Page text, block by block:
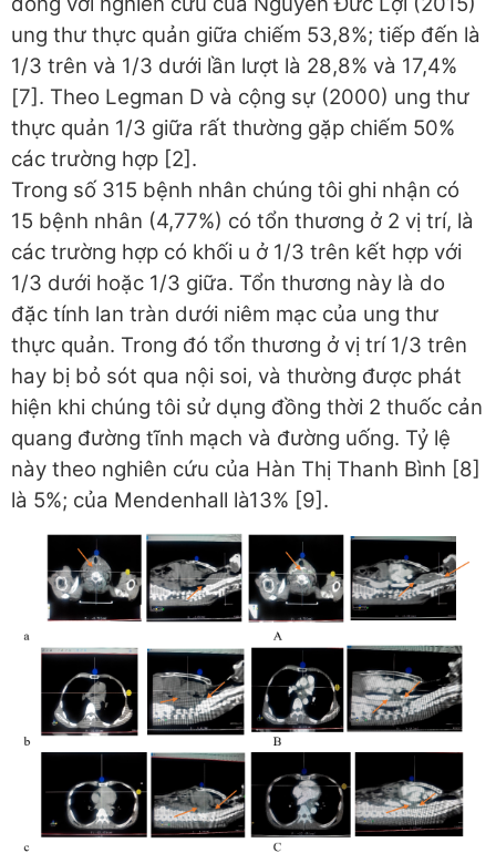
ung thư thực quản giữa chiếm 53,8%; tiếp đến là
1/3 trên và 1/3 dưới lần lượt là 28,8% và 17,4%
[7]. Theo Legman D và cộng sự (2000) ung thư
thực quản 1/3 giữa rất thường gặp chiếm 50%
các trường hợp [2].
Trong số 315 bệnh nhân chúng tôi ghi nhận có
15 bệnh nhân (4,77%) có tổn thương ở 2 vị trí, là
các trường hợp có khối u ở 1/3 trên kết hợp với
1/3 dưới hoặc 1/3 giữa. Tổn thương này là do
đặc tính lan tràn dưới niêm mạc của ung thư
thực quản. Trong đó tổn thương ở vị trí 1/3 trên
hay bị bỏ sót qua nội soi, và thường được phát
hiện khi chúng tôi sử dụng đồng thời 2 thuốc cản
quang đường tĩnh mạch và đường uống. Tỷ lệ
này theo nghiên cứu của Hàn Thị Thanh Bình [8]
là 5%; của Mendenhall là13% [9].